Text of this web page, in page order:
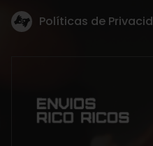
Políticas de